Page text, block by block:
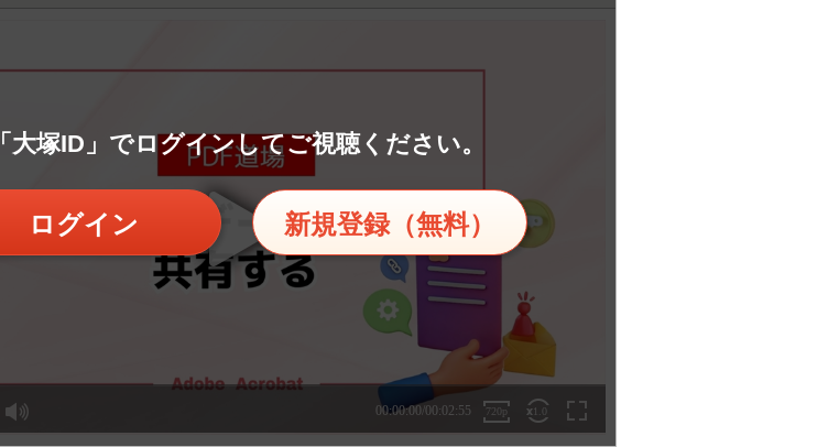
「大塚ID」でログインしてご視聴ください。
ログイン 新規登録（無料）